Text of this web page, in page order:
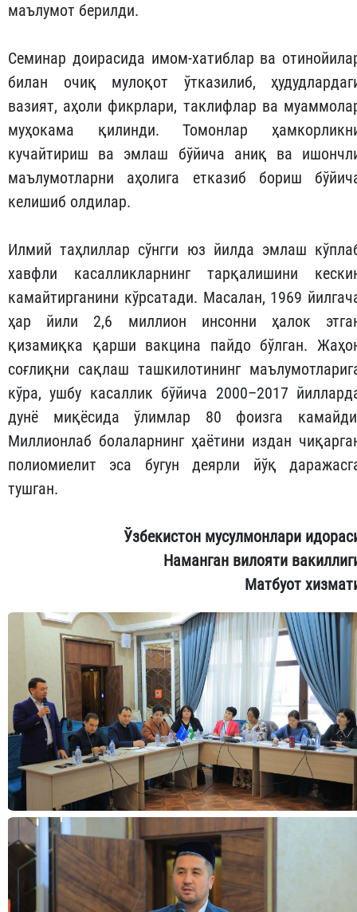
маълумот берилди.
Семинар доирасида имом-хатиблар ва
билан очиқ мулоқот ўтказилиб,
вазият, аҳоли фикрлари, таклифлар ва
муҳокама қилинди. Томонлар
кучайтириш ва эмлаш бўйича аниқ ва
маълумотларни аҳолига етказиб бориш
келишиб олдилар.
Илмий таҳлиллар сўнгги юз йилда эмлаш
хавфли касалликларнинг тарқалишини
камайтирганини кўрсатади. Масалан, 1969
ҳар йили 2,6 миллион инсонни ҳалок
қизамиқка қарши вакцина пайдо бўлган.
соғлиқни сақлаш ташкилотининг
кўра, ушбу касаллик бўйича 2000–2017
дунё миқёсида ўлимлар 80 фоизга
Миллионлаб болаларнинг ҳаётини издан
полиомиелит эса бугун деярли йўқ
тушган.
Ўзбекистон мусулмонлари
Наманган вилояти
Матбуот